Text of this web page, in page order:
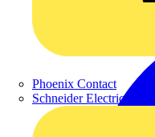
Phoenix Contact
Schneider Electric